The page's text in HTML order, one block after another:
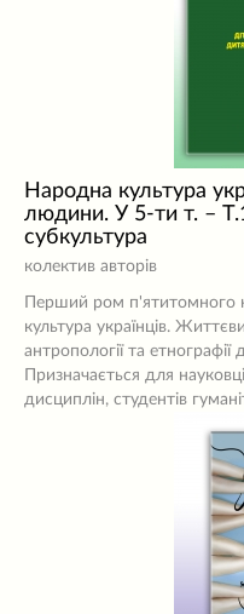
Народна культура
людини. У 5-ти т. –
субкультура
колектив авторів
Перший ром п'ятитомного
культура українців.
антропології та етнографії
Призначається для
дисциплін, студентів